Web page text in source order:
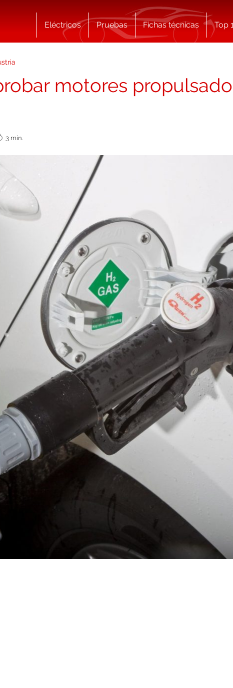
Eléctricos Pruebas Fichas técnicas Top
motores
3 min.